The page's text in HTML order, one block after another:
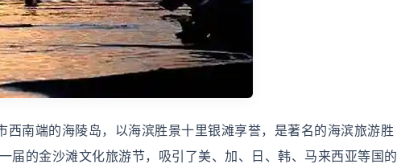
南端的海陵岛，以海滨胜景十里银滩享誉，是著名的海滨旅游胜
届的金沙滩文化旅游节，吸引了美、加、日、韩、马来西亚等国的